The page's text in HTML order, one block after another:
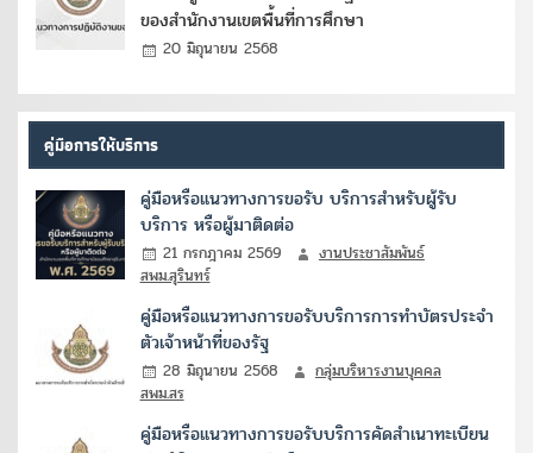
ของสำนักงานเขตพื้นที่การศึกษา
20 มิถุนายน 2568
คู่มือการให้บริการ
คู่มือหรือแนวทางการขอรับ บริการสำหรับผู้รับ
บริการ หรือผู้มาติดต่อ
21 กรกฎาคม 2569
งานประชาสัมพันธ์
สพม.สุรินทร์
คู่มือหรือแนวทางการขอรับบริการการทำบัตรประจำ
ตัวเจ้าหน้าที่ของรัฐ
28 มิถุนายน 2568
กลุ่มบริหารงานบุคคล
สพม.สร
คู่มือหรือแนวทางการขอรับบริการคัดสำเนาทะเบียน